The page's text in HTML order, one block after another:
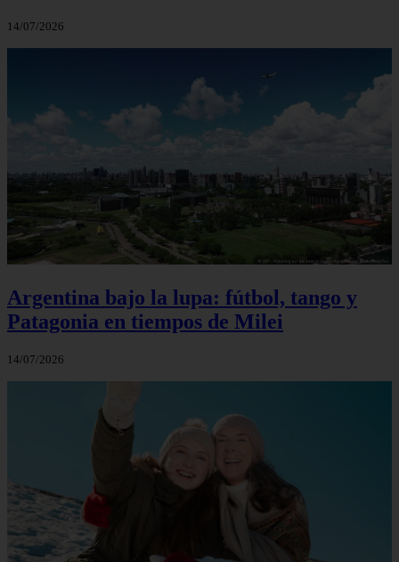
14/07/2026
Argentina bajo la lupa: fútbol, tango y
Patagonia en tiempos de Milei
14/07/2026